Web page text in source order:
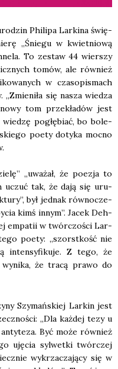
Phi­li­pa Lar­ki­na świę­
„Śnie­gu w kwiet­nio­wą
To zestaw 44 wier­szy
tomów, ale rów­nież
w cza­so­pi­smach
się nasza wie­dza
tom prze­kła­dów jest
pogłę­biać, bo bole­
poety doty­ka moc­no
„uwa­żał, że poezja to
uczuć tak, że dają się uru­
był jed­nak rów­no­cze­
kimś innym”. Jacek Deh­
empa­tii w twór­czo­ści Lar­
poety: „szorst­kość nie
inten­sy­fi­ku­je. Z tego, że
wyni­ka, że tra­cą pra­wo do
Szy­mań­skiej Lar­kin jest
„Dla każ­dej tezy u
Być może rów­nież
uję­cia syl­wet­ki twór­czej
wykrza­cza­ją­cy się w